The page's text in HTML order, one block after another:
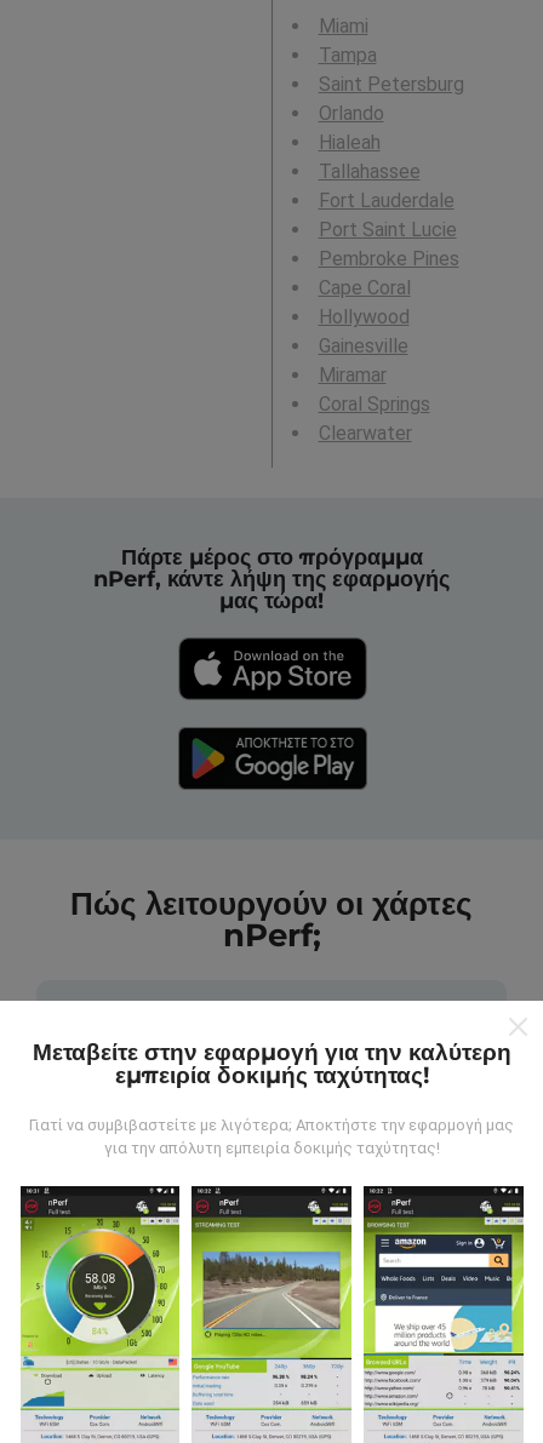
Miami
Tampa
Saint Petersburg
Orlando
Hialeah
Tallahassee
Fort Lauderdale
Port Saint Lucie
Pembroke Pines
Cape Coral
Hollywood
Gainesville
Miramar
Coral Springs
Clearwater
Πάρτε μέρος στο πρόγραμμα
nPerf, κάντε λήψη της εφαρμογής
μας τώρα!
Πώς λειτουργούν οι χάρτες
nPerf;
Τα δεδομένα συλλέγονται από δοκιμές που
πραγματοποιούνται από χρήστες της εφαρμογής
nPerf. Αυτές είναι οι δοκιμές που διεξάγονται σε
πραγματικές συνθήκες, απευθείας στο πεδίο. Αν
θέλετε να συμμετάσχετε επίσης, το μόνο που έχετε
να κάνετε είναι να κατεβάσετε την εφαρμογή nPerf
στο smartphone σας.Όσο περισσότερα δεδομένα
υπάρχουν, τόσο πιο ολοκληρωμένοι θα είναι οι
χάρτες!
Μεταβείτε στην εφαρμογή για την καλύτερη
εμπειρία δοκιμής ταχύτητας!
Γιατί να συμβιβαστείτε με λιγότερα; Αποκτήστε την εφαρμογή μας
για την απόλυτη εμπειρία δοκιμής ταχύτητας!